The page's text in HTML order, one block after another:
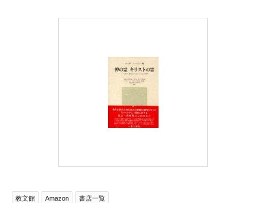
教文館 Amazon 書店一覧